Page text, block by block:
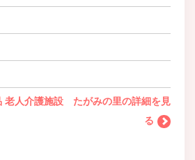
人介護施設 たがみの里の詳細を見
る